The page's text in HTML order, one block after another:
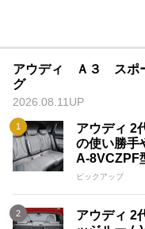
アウディ Ａ３ スポ
グ
2026.08.11UP
アウディ 2
の使い勝手
A-8VCZPF
ピックアップ
アウディ 2